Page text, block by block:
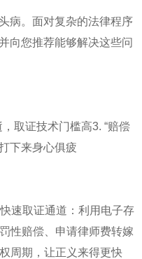
病。面对复杂的法律程序
向您推荐能够解决这些问
取证技术门槛高3. “赔偿
下来身心俱疲
速取证通道：利用电子存
性赔偿、申请律师费转嫁
周期，让正义来得更快